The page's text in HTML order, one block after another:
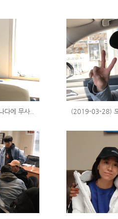
에 무사.. (2019-03-28) 도